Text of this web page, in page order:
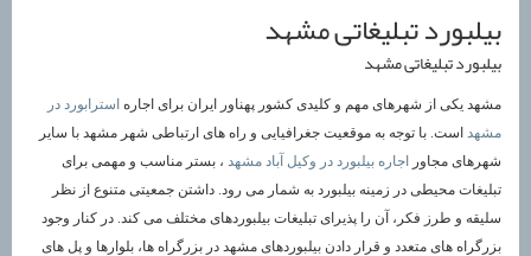
بیلبورد تبلیغاتی مشهد
بیلبورد تبلیغاتی مشهد
مشهد یکی از شهرهای مهم و کلیدی کشور پهناور ایران برای اجاره استرابورد در
مشهد است. با توجه به موقعیت جغرافیایی و راه های ارتباطی شهر مشهد با سایر
شهرهای مجاور
اجاره بیلبورد در وکیل آباد مشهد ، بستر مناسب و مهمی برای
تبلیغات محیطی در زمینه بیلبورد به شمار می رود. داشتن جمعیتی متنوع از نظر
سلیقه و طرز فکر، آن را پذیرای تبلیغات بیلبوردهای مختلف می کند. در کنار وجود
بزرگراه های متعدد و قرار دادن بیلبوردهای مشهد در بزرگراه ها، بلوارها و پل های